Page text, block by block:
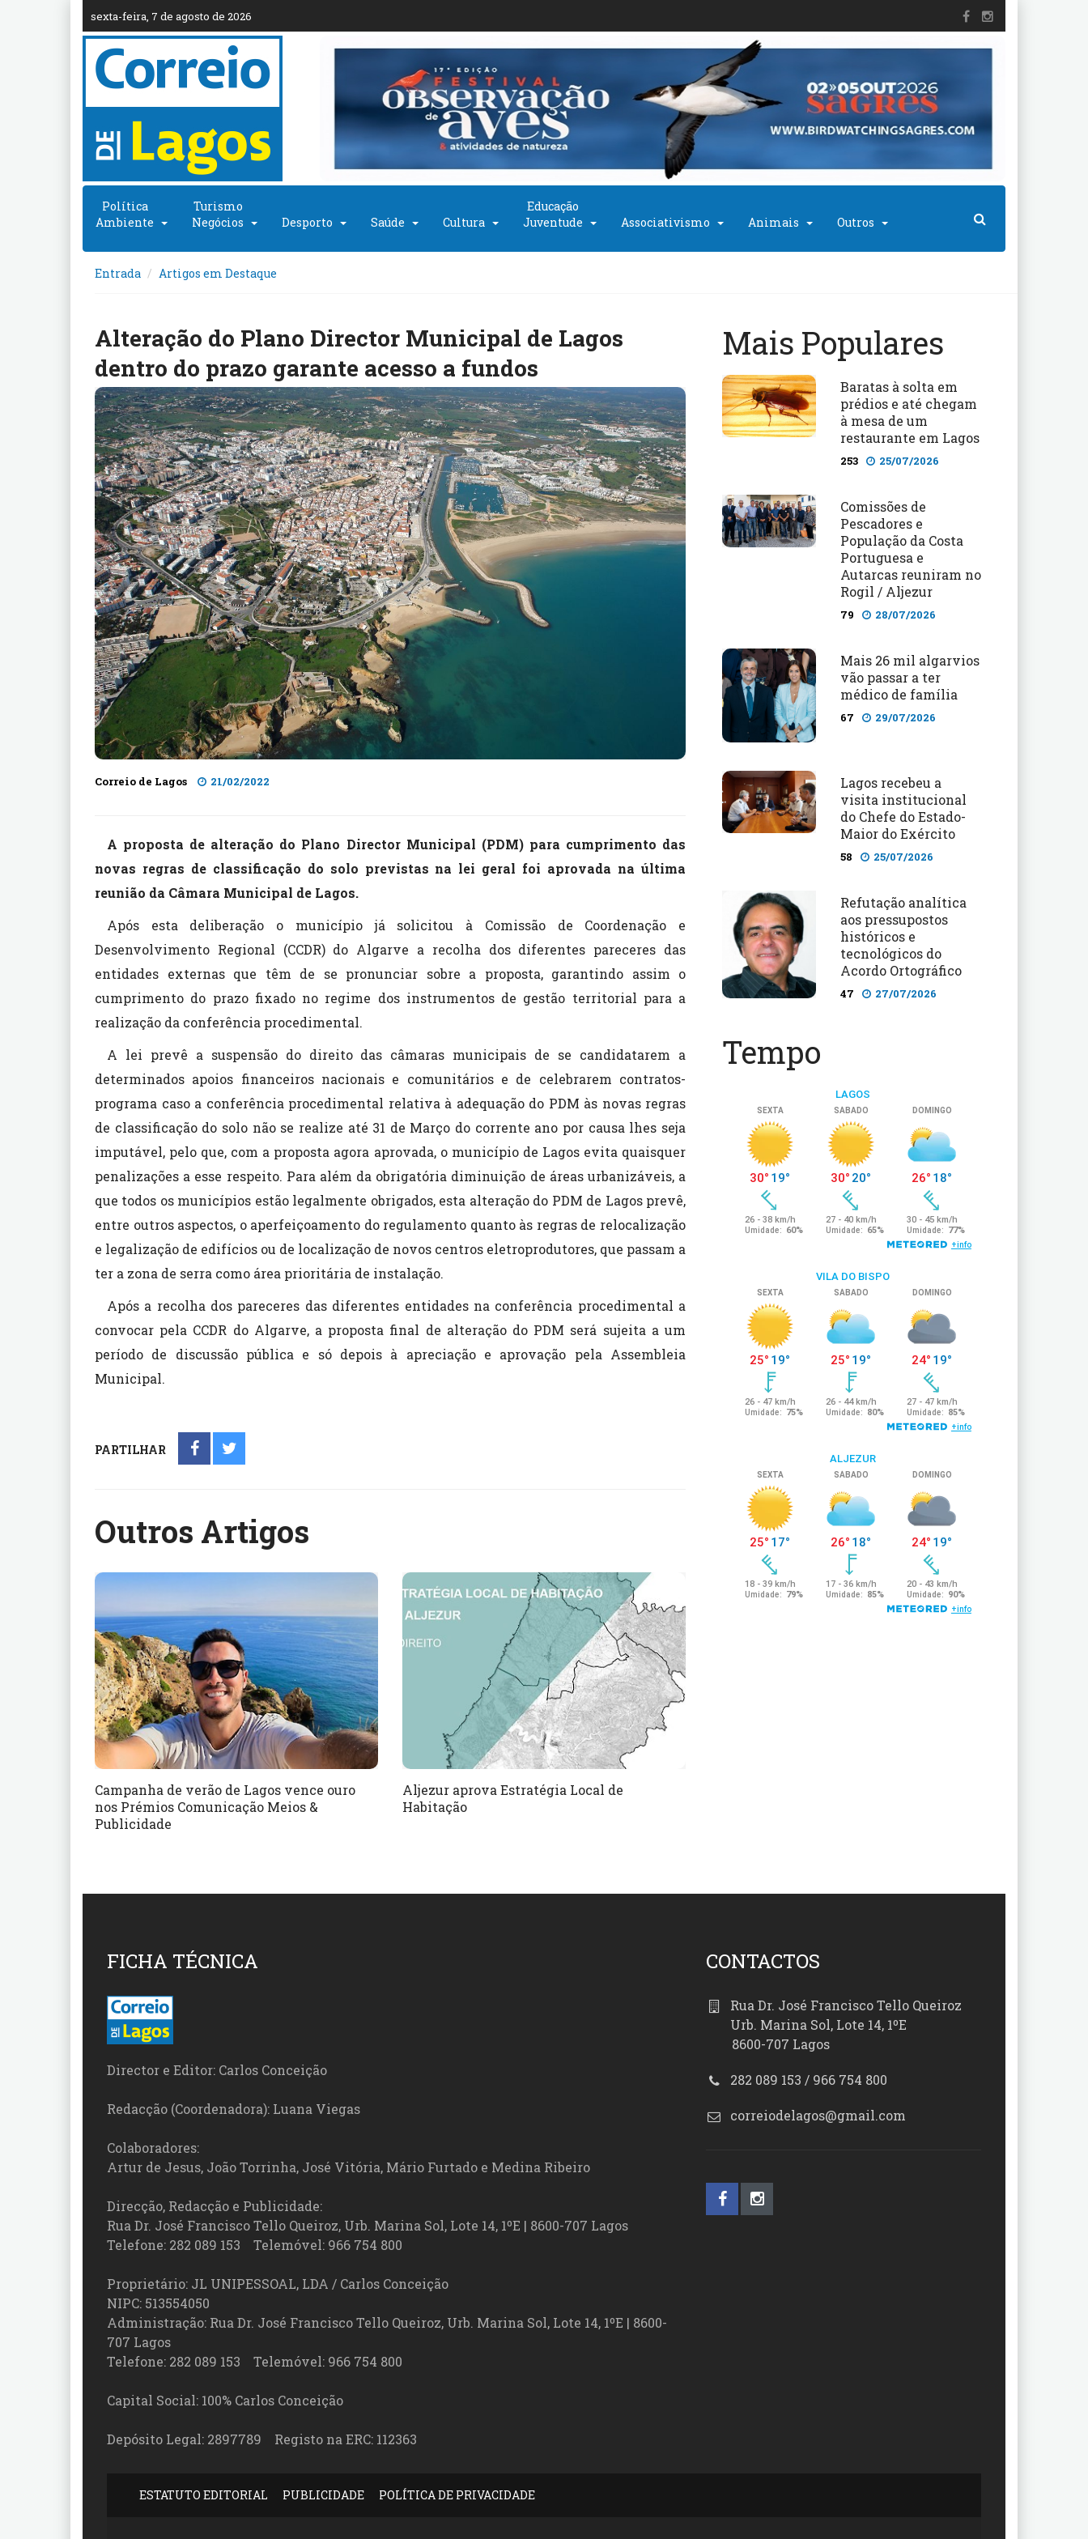
sexta-feira, 7 de agosto de 2026
Política
Ambiente
Turismo
Negócios
Desporto Saúde Cultura
Educação
Juventude
Associativismo Animais Outros
Entrada Artigos em Destaque
Alteração do Plano Director Municipal de Lagos
dentro do prazo garante acesso a fundos
Correio de Lagos 21/02/2022
A proposta de alteração do Plano Director Municipal (PDM) para cumprimento das
novas regras de classificação do solo previstas na lei geral foi aprovada na última
reunião da Câmara Municipal de Lagos.
Após esta deliberação o município já solicitou à Comissão de Coordenação e
Desenvolvimento Regional (CCDR) do Algarve a recolha dos diferentes pareceres das
entidades externas que têm de se pronunciar sobre a proposta, garantindo assim o
cumprimento do prazo fixado no regime dos instrumentos de gestão territorial para a
realização da conferência procedimental.
A lei prevê a suspensão do direito das câmaras municipais de se candidatarem a
determinados apoios financeiros nacionais e comunitários e de celebrarem contratos-
programa caso a conferência procedimental relativa à adequação do PDM às novas regras
de classificação do solo não se realize até 31 de Março do corrente ano por causa lhes seja
imputável, pelo que, com a proposta agora aprovada, o município de Lagos evita quaisquer
penalizações a esse respeito. Para além da obrigatória diminuição de áreas urbanizáveis, a
que todos os municípios estão legalmente obrigados, esta alteração do PDM de Lagos prevê,
entre outros aspectos, o aperfeiçoamento do regulamento quanto às regras de relocalização
e legalização de edifícios ou de localização de novos centros eletroprodutores, que passam a
ter a zona de serra como área prioritária de instalação.
Após a recolha dos pareceres das diferentes entidades na conferência procedimental a
convocar pela CCDR do Algarve, a proposta final de alteração do PDM será sujeita a um
período de discussão pública e só depois à apreciação e aprovação pela Assembleia
Municipal.
PARTILHAR
Outros Artigos
Campanha de verão de Lagos vence ouro
nos Prémios Comunicação Meios &
Publicidade
Aljezur aprova Estratégia Local de
Habitação
Mais Populares
Baratas à solta em
prédios e até chegam
à mesa de um
restaurante em Lagos
253 25/07/2026
Comissões de
Pescadores e
População da Costa
Portuguesa e
Autarcas reuniram no
Rogil / Aljezur
79 28/07/2026
Mais 26 mil algarvios
vão passar a ter
médico de família
67 29/07/2026
Lagos recebeu a
visita institucional
do Chefe do Estado-
Maior do Exército
58 25/07/2026
Refutação analítica
aos pressupostos
históricos e
tecnológicos do
Acordo Ortográfico
47 27/07/2026
Tempo
FICHA TÉCNICA
Director e Editor: Carlos Conceição
Redacção (Coordenadora): Luana Viegas
Colaboradores:
Artur de Jesus, João Torrinha, José Vitória, Mário Furtado e Medina Ribeiro
Direcção, Redacção e Publicidade:
Rua Dr. José Francisco Tello Queiroz, Urb. Marina Sol, Lote 14, 1ºE | 8600-707 Lagos
Telefone: 282 089 153 Telemóvel: 966 754 800
Proprietário: JL UNIPESSOAL, LDA / Carlos Conceição
NIPC: 513554050
Administração: Rua Dr. José Francisco Tello Queiroz, Urb. Marina Sol, Lote 14, 1ºE | 8600-
707 Lagos
Telefone: 282 089 153 Telemóvel: 966 754 800
Capital Social: 100% Carlos Conceição
Depósito Legal: 2897789 Registo na ERC: 112363
CONTACTOS
Rua Dr. José Francisco Tello Queiroz
Urb. Marina Sol, Lote 14, 1ºE
8600-707 Lagos
282 089 153 / 966 754 800
correiodelagos@gmail.com
ESTATUTO EDITORIAL PUBLICIDADE POLÍTICA DE PRIVACIDADE